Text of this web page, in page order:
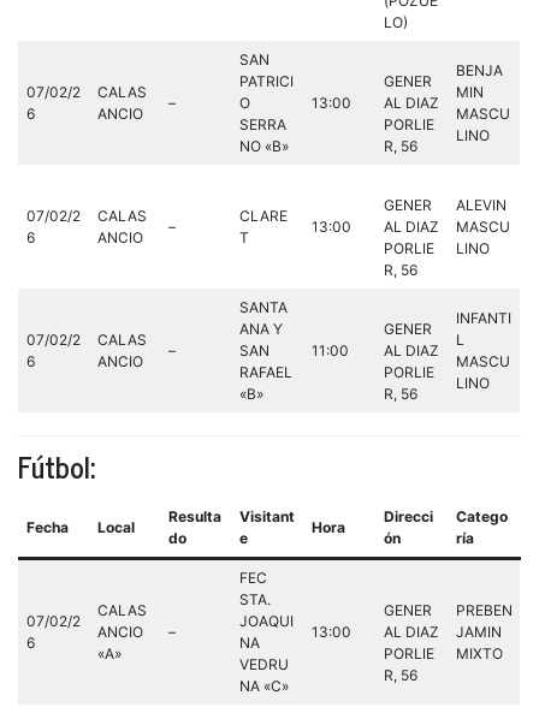
LO)
07/02/2
6
CALAS
ANCIO
–
SAN
PATRICI
O
SERRA
NO «B»
13:00
GENER
AL DIAZ
PORLIE
R, 56
BENJA
MIN
MASCU
LINO
07/02/2
6
CALAS
ANCIO
–
CLARE
T
13:00
GENER
AL DIAZ
PORLIE
R, 56
ALEVIN
MASCU
LINO
07/02/2
6
CALAS
ANCIO
–
SANTA
ANA Y
SAN
RAFAEL
«B»
11:00
GENER
AL DIAZ
PORLIE
R, 56
INFANTI
L
MASCU
LINO
Fútbol:
Fecha Local
Resulta
do
Visitant
e
Hora
Direcci
ón
Catego
ría
07/02/2
6
CALAS
ANCIO
«A»
–
FEC
STA.
JOAQUI
NA
VEDRU
NA «C»
13:00
GENER
AL DIAZ
PORLIE
R, 56
PREBEN
JAMIN
MIXTO